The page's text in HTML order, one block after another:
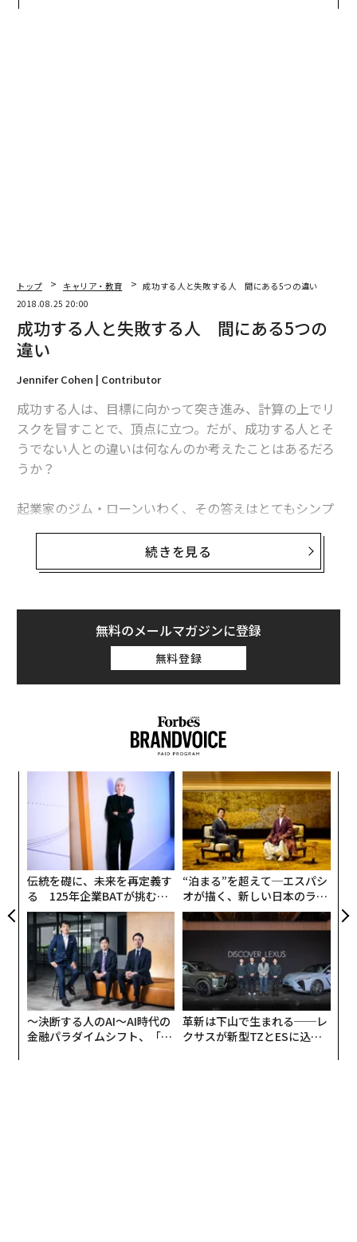
成功する人と失敗する人 間にある5つの違い
精神が強い人に共通する、成功を収める習慣とは
アップルウォッチに命を救われたスウェーデン人男性が話題に
うっかり使ってない？ 成長を妨げる「思考停止ワード」
Google/グーグル
マーク・ザッカーバーグ
ジャック・ドーシー
シャビ
アンディ・ルービン
ニューヨーク・タイムズ
スターバックス
デル／Dell
ユナイテッド航空
advertisement
トップ キャリア・教育
成功する人と失敗する人 間にある5つの違い
2018.08.25 20:00
成功する人と失敗する人 間にある5つの
違い
Jennifer Cohen | Contributor
成功する人は、目標に向かって突き進み、計算の上でリ
スクを冒すことで、頂点に立つ。だが、成功する人とそ
うでない人との違いは何なんのか考えたことはあるだろ
うか？
起業家のジム・ローンいわく、その答えはとてもシンプ
ことを実行する。仕事がもっと楽だったらと願うのでな
く、自分がもっとデキる人だったらと願う」
耳の痛い話だが、彼の言うことは正しい。成功が偶然の
産物でないことは、誰もが知っている。成功する人は改
善の機会に常にオープンであるため、新しい情報が集ま
続きを見る
無料のメールマガジンに登録
無料登録
伝統を礎に、未来を再定義す
る 125年企業BATが挑むス
モークレスな未来
“泊まる”を超えて─エスパシ
オが描く、新しい日本のラグ
ジュアリー（中編）
〜決断する人のAI〜AI時代の
金融パラダイムシフト、「超
革新は下山で生まれる──レ
クサスが新型TZとESに込め